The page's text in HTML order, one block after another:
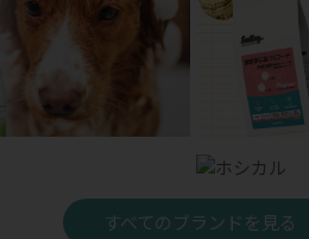
すべてのブランドを見る